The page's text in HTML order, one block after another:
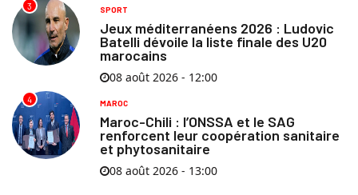
3 SPORT
Jeux méditerranéens 2026 : Ludovic
Batelli dévoile la liste finale des U20
marocains
08 août 2026 - 12:00
4 MAROC
Maroc-Chili : l’ONSSA et le SAG
renforcent leur coopération sanitaire
et phytosanitaire
08 août 2026 - 13:00